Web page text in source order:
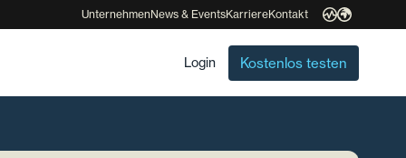
UnternehmenNews & EventsKarriereKontakt
Login Kostenlos testen